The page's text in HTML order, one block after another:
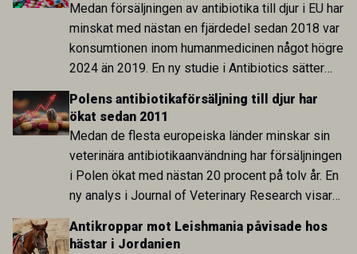
Medan försäljningen av antibiotika till djur i EU har
minskat med nästan en fjärdedel sedan 2018 var
konsumtionen inom humanmedicinen något högre
2024 än 2019. En ny studie i Antibiotics sätter
utvecklingen inom de båda sektorerna sida vid
sida och pekar på en obalans i EU:s One Health-
arbete.
Polens antibiotikaförsäljning till djur har
ökat sedan 2011
Medan de flesta europeiska länder minskar sin
veterinära antibiotikaanvändning har försäljningen
i Polen ökat med nästan 20 procent på tolv år. En
ny analys i Journal of Veterinary Research visar
att skillnaden mot lågförbrukarländer som
Sverige är fortsatt stor.
Antikroppar mot Leishmania påvisade hos
hästar i Jordanien